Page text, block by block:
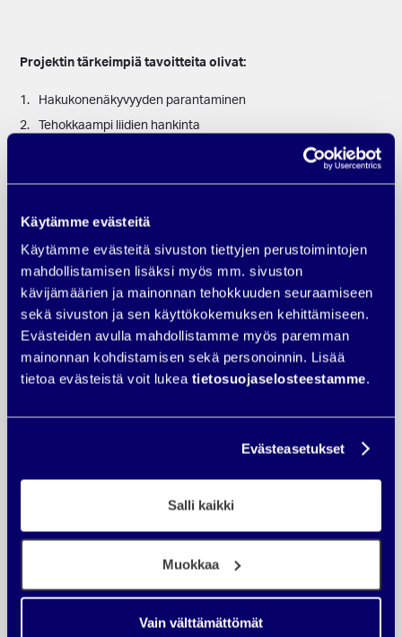
Käytämme evästeitä
Käytämme evästeitä sivuston tiettyjen perustoimintojen
mahdollistamisen lisäksi myös mm. sivuston
kävijämäärien ja mainonnan tehokkuuden seuraamiseen
sekä sivuston ja sen käyttökokemuksen kehittämiseen.
Evästeiden avulla mahdollistamme myös paremman
mainonnan kohdistamisen sekä personoinnin. Lisää
tietoa evästeistä voit lukea tietosuojaselosteestamme.
Evästeasetukset
Salli kaikki
Muokkaa
Vain välttämättömät
Projektin tärkeimpiä tavoitteita olivat:
Hakukonenäkyvyyden parantaminen
Tehokkaampi liidien hankinta
Mitä teimme
Ostajaa varten rakennettu
verkkosivusto markkinoinnin ja
myynnin perustaksi